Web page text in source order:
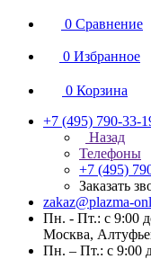
0 Сравнение
0 Избранное
0 Корзина
+7 (495) 790-33-
Назад
Телефоны
+7 (495)
Заказать
zakaz@plazma-
Пн. - Пт.: с 9:00
Москва,
Пн. – Пт.: с 9:00